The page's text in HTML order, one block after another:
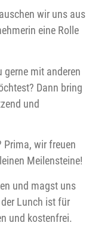
wir uns aus
eine Rolle
gerne mit anderen
Dann bring
und
Prima, wir freuen
Meilensteine!
und magst uns
Lunch ist für
und kostenfrei.